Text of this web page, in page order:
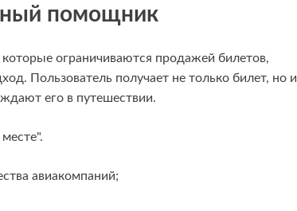
помощник
ограничиваются продажей билетов,
Пользователь получает не только билет, но и
его в путешествии.
авиакомпаний;